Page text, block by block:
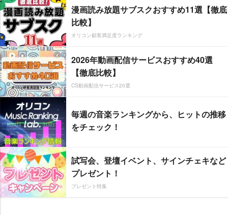
漫画読み放題サブスクおすすめ11選【徹底
比較】
オリコン顧客満足度ランキング
2026年動画配信サービスおすすめ40選
【徹底比較】
CS動画配信サービス20選
毎週の音楽ランキングから、ヒットの推移
をチェック！
試写会、登壇イベント、サインチェキなど
プレゼント！
プレゼント特集